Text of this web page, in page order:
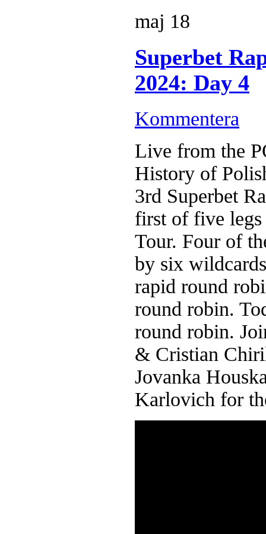
maj 18
Superbet
2024: Day 4
Kommentera
Live from the
History of
3rd Superbet
first of five legs
Tour. Four of
by six
rapid round
round robin.
round robin.
& Cristian
Jovanka
Karlovich for